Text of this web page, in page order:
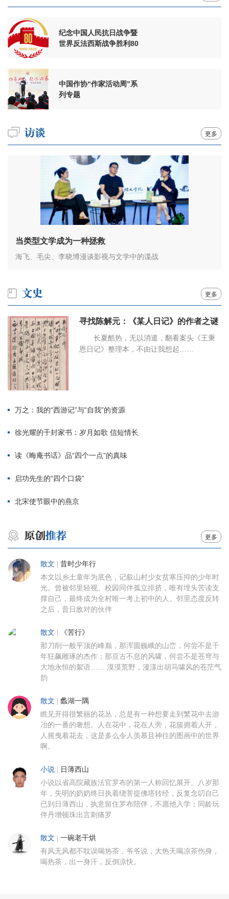
纪念中国人民抗日战争暨
世界反法西斯战争胜利80
中国作协“作家活动周”系
列专题
更多
当类型文学成为一种拯救
海飞、毛尖、李晓博漫谈影视与文学中的谍战
更多
寻找陈解元：《某人日记》的作者之谜
长夏酷热，无以消遣，翻看案头《王秉
恩日记》整理本，不由让我想起……
万之：我的“西游记”与“自我”的资源
徐光耀的千封家书：岁月如歌 信短情长
读《晦庵书话》品“四个一点”的真味
启功先生的“四个口袋”
北宋使节眼中的燕京
更多
散文 昔时少年行
本文以乡土童年为底色，记叙山村少女贫寒压抑的少年时
光。曾被邻里轻视、校园同伴孤立排挤，唯有埋头苦读支
撑自己，最终成为全村唯一考上初中的人。邻里态度反转
之后，昔日敌对的伙伴
散文 《苦行》
那刀削一般平顶的峰巅，那浑圆巍峨的山峦，何尝不是千
年狂飙雕琢的杰作；那亘古不息的风啸，何尝不是苍穹与
大地永恒的絮语…… 漠漠荒野，漫漾出胡马啸风的苍茫气
韵
散文 蠡湖一隅
瞧见开得很繁丽的花丛，总是有一种想要走到繁花中去游
冶的一番的奢想。人在花中，花在人旁，花簇拥着人开，
人摇曳着花去，这是多么令人羡慕且神往的图画中的世界
啊。
小说 日薄西山
小说以省高院藏族法官罗布的第一人称回忆展开。八岁那
年，失明的奶奶终日执着绕菩提佛塔转经，反复念叨自己
已到日薄西山，执意留住罗布陪伴，不愿他入学；同龄玩
伴丹增顿珠出言刺痛罗
散文 一碗老干烘
有风无风都不耽误喝热茶，爷爷说，大热天喝凉茶伤身，
喝热茶，出一身汗，反倒凉快。